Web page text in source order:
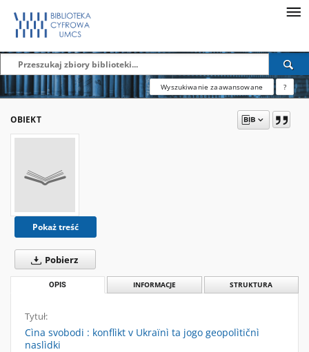
Wyszukiwanie zaawansowane ?
OBIEKT
Pokaż treść
Pobierz
OPIS INFORMACJE STRUKTURA
Tytuł:
Cìna svobodi : konflìkt v Ukraïnì ta jogo geopolìtičnì
naslìdki